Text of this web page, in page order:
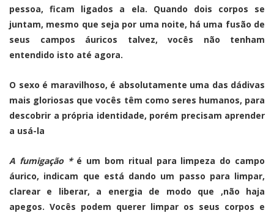
pessoa, ficam ligados a ela. Quando dois corpos se
juntam, mesmo que seja por uma noite, há uma fusão de
seus campos áuricos talvez, vocês não tenham
entendido isto até agora.
O sexo é maravilhoso, é absolutamente uma das dádivas
mais gloriosas que vocês têm como seres humanos, para
descobrir a própria identidade, porém precisam aprender
a usá-la
A fumigação *é um bom ritual para limpeza do campo
áurico, indicam que está dando um passo para limpar,
clarear e liberar, a energia de modo que ,não haja
apegos. Vocês podem querer limpar os seus corpos e